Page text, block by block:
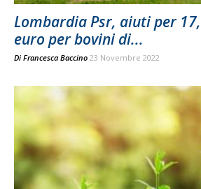
Lombardia Psr, aiuti per
euro per bovini di...
Di Francesca Baccino 23 Novembre 2022